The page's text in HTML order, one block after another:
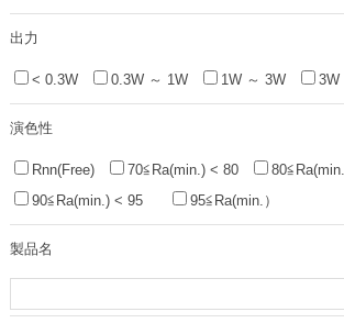
出力
< 0.3W 0.3W ～ 1W 1W ～ 3W 3W
演色性
Rnn(Free) 70≦Ra(min.) < 80
90≦Ra(min.) < 95
95≦Ra(min.）
製品名